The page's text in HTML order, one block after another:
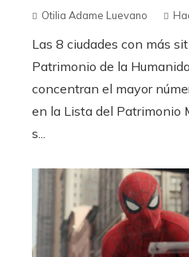
Otilia Adame Luevano
Las 8 ciudades con más
Patrimonio de la
concentran el mayor
en la Lista del Patrimonio
s...